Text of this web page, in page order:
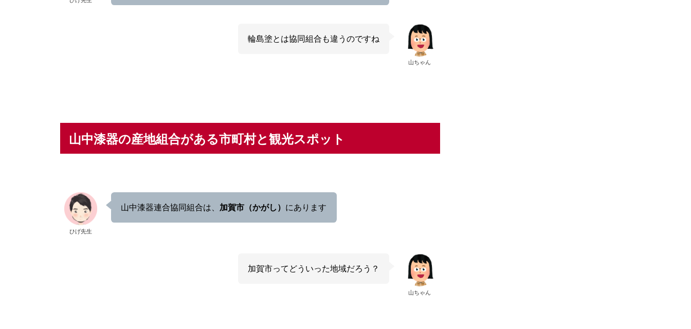
山ちゃん
輪島塗とは協同組合も違うのですね
山中漆器の産地組合がある市町村と観光スポット
ひげ先生
山中漆器連合協同組合は、 加賀市（かがし） にあります
山ちゃん
加賀市ってどういった地域だろう？